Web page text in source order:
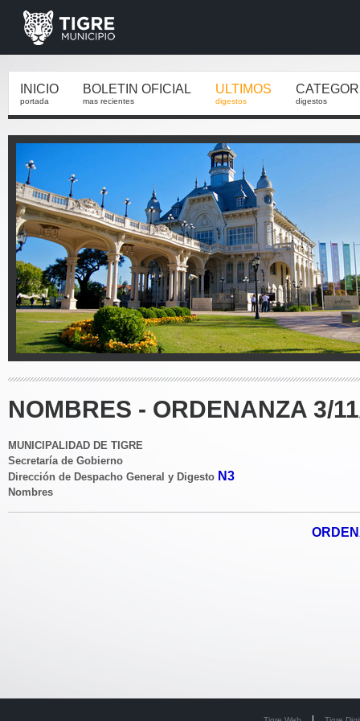
INICIO
portada
BOLETIN OFICIAL
mas recientes
ULTIMOS
digestos digestos
NOMBRES - ORDENANZA 3/
MUNICIPALIDAD DE TIGRE
Secretaría de Gobierno
Dirección de Despacho General y Digesto N3
Nombres